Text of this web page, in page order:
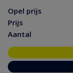
Opel prijs
Prijs
Aantal